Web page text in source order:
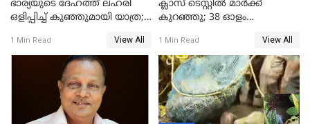
ഭാര്യയുടെ ദേഹത്ത് ലഹരി
ഒളിപ്പിച്ച് കുഞ്ഞുമായി യാത്ര;
പിടികൂടി പൊലീസ്
1 Min Read View All
ക്ലാസ് ടെസ്റ്റിൽ മാർക്ക്
കുറഞ്ഞു; 38 ഓളം
സെന്ററിലെ അധ്യാപകന്‍
മർദിച്ചതായി പരാതി
1 Min Read View All